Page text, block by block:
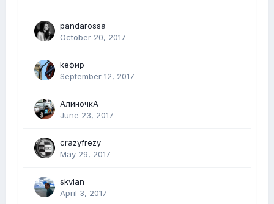
pandarossa
October 20, 2017
kефир
September 12, 2017
АлиночкА
June 23, 2017
crazyfrezy
May 29, 2017
skvlan
April 3, 2017